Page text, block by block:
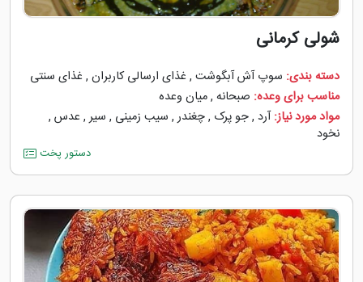
شولی کرمانی
دسته بندی: سوپ آش آبگوشت , غذای ارسالی کاربران , غذای سنتی
مناسب برای وعده: صبحانه ,میان وعده
مواد مورد نیاز: آرد ,جو پرک ,چغندر, سیب زمینی , سیر, عدس ,
نخود
دستور پخت